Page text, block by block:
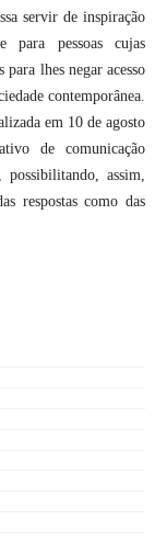
servir de inspiração
pessoas cujas
lhes negar acesso
contemporânea.
em 10 de agosto
de comunicação
assim,
respostas como das